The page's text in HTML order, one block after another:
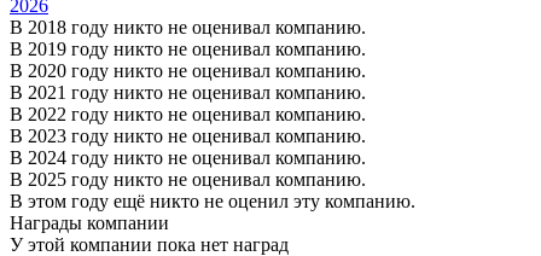
2026
В 2018 году никто не оценивал компанию.
В 2019 году никто не оценивал компанию.
В 2020 году никто не оценивал компанию.
В 2021 году никто не оценивал компанию.
В 2022 году никто не оценивал компанию.
В 2023 году никто не оценивал компанию.
В 2024 году никто не оценивал компанию.
В 2025 году никто не оценивал компанию.
В этом году ещё никто не оценил эту компанию.
Награды компании
У этой компании пока нет наград